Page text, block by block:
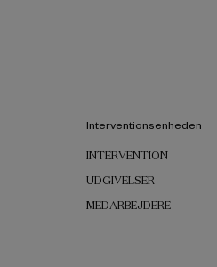
Interventionsenheden
INTERVENTION
UDGIVELSER
MEDARBEJDERE